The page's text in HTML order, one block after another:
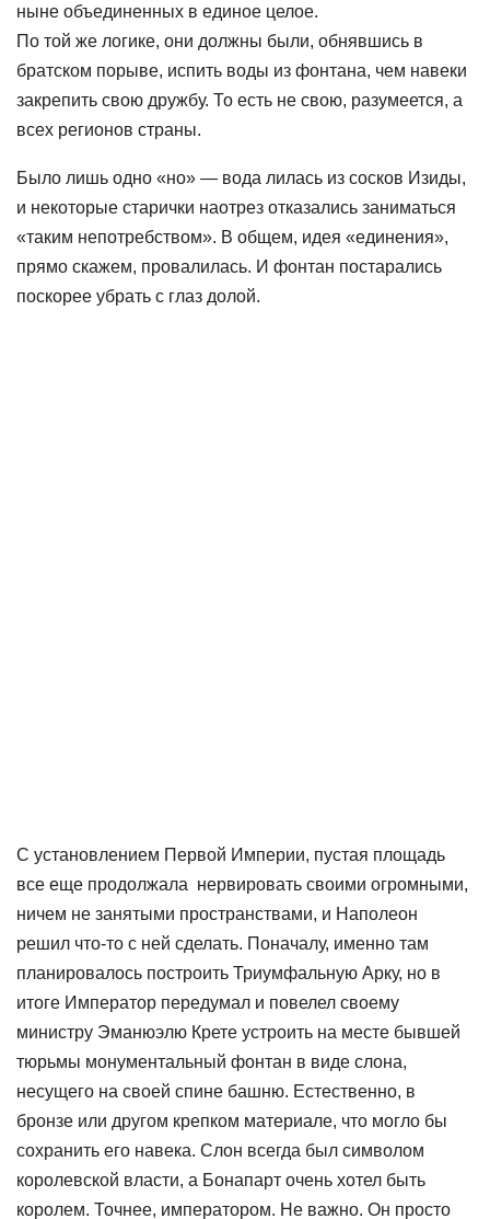
ныне объединенных в единое целое.
По той же логике, они должны были, обнявшись в
братском порыве, испить воды из фонтана, чем навеки
закрепить свою дружбу. То есть не свою, разумеется, а
всех регионов страны.
Было лишь одно «но» — вода лилась из сосков Изиды,
и некоторые старички наотрез отказались заниматься
«таким непотребством». В общем, идея «единения»,
прямо скажем, провалилась. И фонтан постарались
поскорее убрать с глаз долой.
С установлением Первой Империи, пустая площадь
все еще продолжала нервировать своими огромными,
ничем не занятыми пространствами, и Наполеон
решил что-то с ней сделать. Поначалу, именно там
планировалось построить Триумфальную Арку, но в
итоге Император передумал и повелел своему
министру Эманюэлю Крете устроить на месте бывшей
тюрьмы монументальный фонтан в виде слона,
несущего на своей спине башню. Естественно, в
бронзе или другом крепком материале, что могло бы
сохранить его навека. Слон всегда был символом
королевской власти, а Бонапарт очень хотел быть
королем. Точнее, императором. Не важно. Он просто